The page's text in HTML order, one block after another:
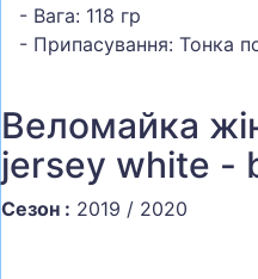
- Вага: 118 гр
- Припасування: Тонка
Веломайка
jersey white -
Сезон : 2019 / 2020